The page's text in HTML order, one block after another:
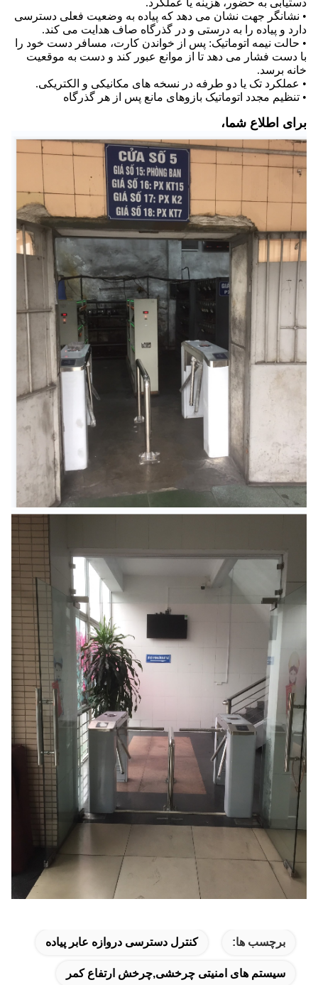
دستیابی به حضور، هزینه یا عملکرد.
• نشانگر جهت نشان می دهد که پیاده به وضعیت فعلی دسترسی
دارد و پیاده را به درستی و در گذرگاه صاف هدایت می کند.
• حالت نیمه اتوماتیک: پس از خواندن کارت، مسافر دست خود را
با دست فشار می دهد تا از موانع عبور کند و دست به موقعیت
خانه برسد.
• عملکرد تک یا دو طرفه در نسخه های مکانیکی و الکتریکی.
• تنظیم مجدد اتوماتیک بازوهای مانع پس از هر گذرگاه
برای اطلاع شما،
برچسب ها: کنترل دسترسی دروازه عابر پیاده
سیستم های امنیتی چرخشی,چرخش ارتفاع کمر